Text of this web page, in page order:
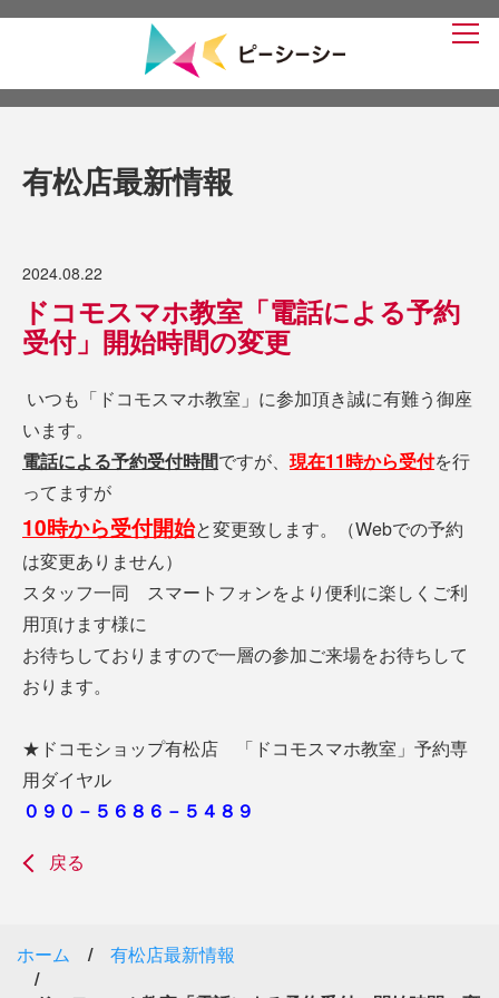
有松店最新情報
2024.08.22
ドコモスマホ教室「電話による予約
受付」開始時間の変更
いつも「ドコモスマホ教室」に参加頂き誠に有難う御座
います。
電話による予約受付時間ですが、 現在11時から受付を行
ってますが
10時から受付開始と変更致します。（Webでの予約
は変更ありません）
スタッフ一同 スマートフォンをより便利に楽しくご利
用頂けます様に
お待ちしておりますので一層の参加ご来場をお待ちして
おります。
★ドコモショップ有松店 「ドコモスマホ教室」予約専
用ダイヤル
０９０－５６８６－５４８９
戻る
ホーム
有松店最新情報